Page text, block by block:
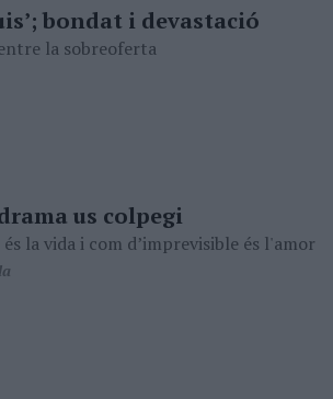
bondat i devastació
la sobreoferta
us colpegi
la vida i com d’imprevisible és l'amor